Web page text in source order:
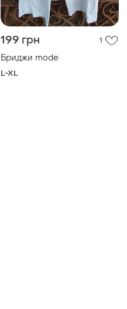
199 грн 1
Бриджи mode
L-XL